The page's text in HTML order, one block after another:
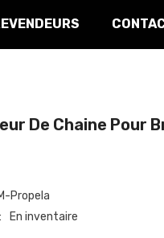
De Chaine Pour
Propela
En inventaire